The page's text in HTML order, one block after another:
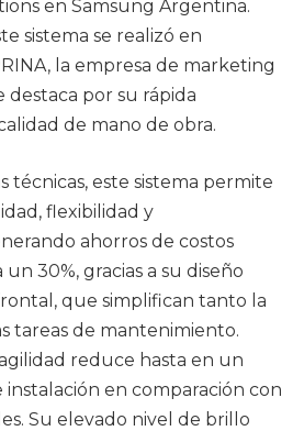
en Samsung Argentina.
sistema se realizó en
la empresa de marketing
destaca por su rápida
de mano de obra.
técnicas, este sistema permite
flexibilidad y
ahorros de costos
30%, gracias a su diseño
que simplifican tanto la
tareas de mantenimiento.
reduce hasta en un
instalación en comparación con
Su elevado nivel de brillo